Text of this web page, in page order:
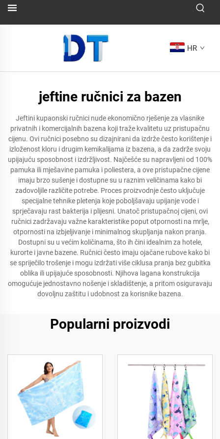
HR
jeftine ručnici za bazen
Jeftini kupaonski ručnici nude ekonomično rješenje za vlasnike
privatnih i komercijalnih bazena koji traže kvalitetu uz pristupačnu
cijenu. Ovi ručnici posebno su dizajnirani da izdrže često korištenje i
izloženost kloru i drugim kemikalijama iz bazena, a da zadrže svoju
upijajuću sposobnost i izdržljivost. Najčešće su napravljeni od 100%
pamuka ili mješavine pamuka i poliestera, a ove pristupačne cijene
imaju brzo sušenje i dostupne su u raznim veličinama kako bi
zadovoljile različite potrebe. Proces proizvodnje često uključuje
specijalne tehnike pletenja koje poboljšavaju upijanje vode i
sprječavaju rast bakterija i plijesni. Unatoč pristupačnoj cijeni, ovi
ručnici zadržavaju važne karakteristike poput otpornosti na mrlje,
otpornosti na izbjeljivanje i minimalnog skupljanja nakon pranja.
Dostupni su u većim količinama, što ih čini idealnim za hotele,
kurorte i javne bazene. Ručnici često imaju ojačane rubove kako bi
se spriječilo trošenje i mogu izdržati više ciklusa pranja bez gubitka
oblika ili upijajuće sposobnosti. Njihova lagana konstrukcija
omogućuje jednostavno nošenje i skladištenje, a pritom osiguravaju
dovoljnu zaštitu i udobnost za korisnike bazena.
Popularni proizvodi